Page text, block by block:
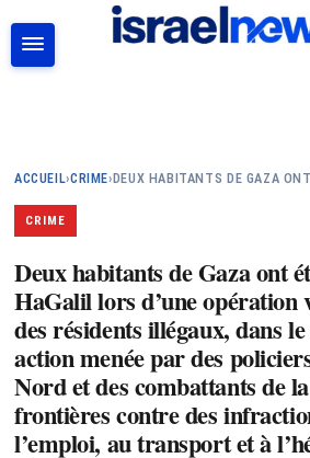
ACCUEIL›CRIME› DEUX HABITANTS DE GAZA
CRIME
Deux habitants de Gaza ont
HaGalil lors d’une opération
des résidents illégaux, dans
action menée par des
Nord et des combattants de
frontières contre des
l’emploi, au transport et à